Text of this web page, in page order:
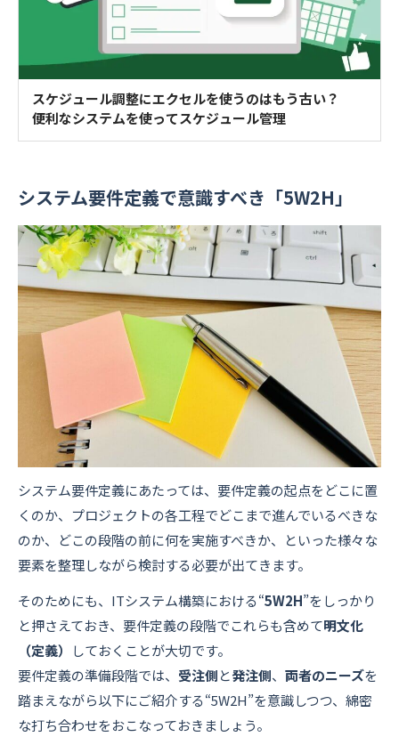
スケジュール調整にエクセルを使うのはもう古い？
便利なシステムを使ってスケジュール管理
システム要件定義で意識すべき「5W2H」
システム要件定義にあたっては、要件定義の起点をどこに置
くのか、プロジェクトの各工程でどこまで進んでいるべきな
のか、どこの段階の前に何を実施すべきか、といった様々な
要素を整理しながら検討する必要が出てきます。
そのためにも、ITシステム構築における“5W2H”をしっかり
と押さえておき、要件定義の段階でこれらも含めて明文化
（定義）
しておくことが大切です。
要件定義の準備段階では、 受注側と発注側、 両者のニーズを
踏まえながら以下にご紹介する“5W2H”を意識しつつ、綿密
な打ち合わせをおこなっておきましょう。